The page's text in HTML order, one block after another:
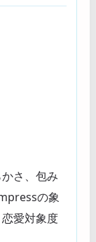
さ、包み
の象
愛対象度